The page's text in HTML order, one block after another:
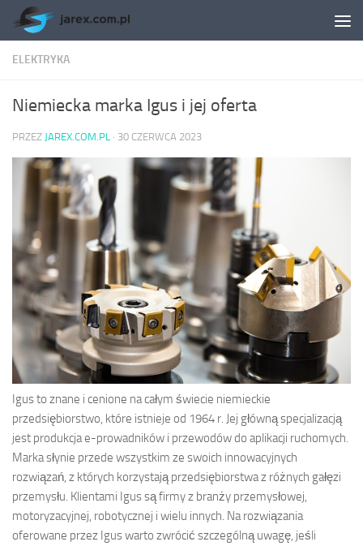
Skip to content
ELEKTRYKA
Niemiecka marka Igus i jej oferta
PRZEZ JAREX.COM.PL · 30 CZERWCA 2023
Igus to znane i cenione na całym świecie niemieckie
przedsiębiorstwo, które istnieje od 1964 r. Jej główną specjalizacją
jest produkcja e-prowadników i przewodów do aplikacji ruchomych.
Marka słynie przede wszystkim ze swoich innowacyjnych
rozwiązań, z których korzystają przedsiębiorstwa z różnych gałęzi
przemysłu. Klientami Igus są firmy z branży przemysłowej,
motoryzacyjnej, robotycznej i wielu innych. Na rozwiązania
oferowane przez Igus warto zwrócić szczególną uwagę, jeśli